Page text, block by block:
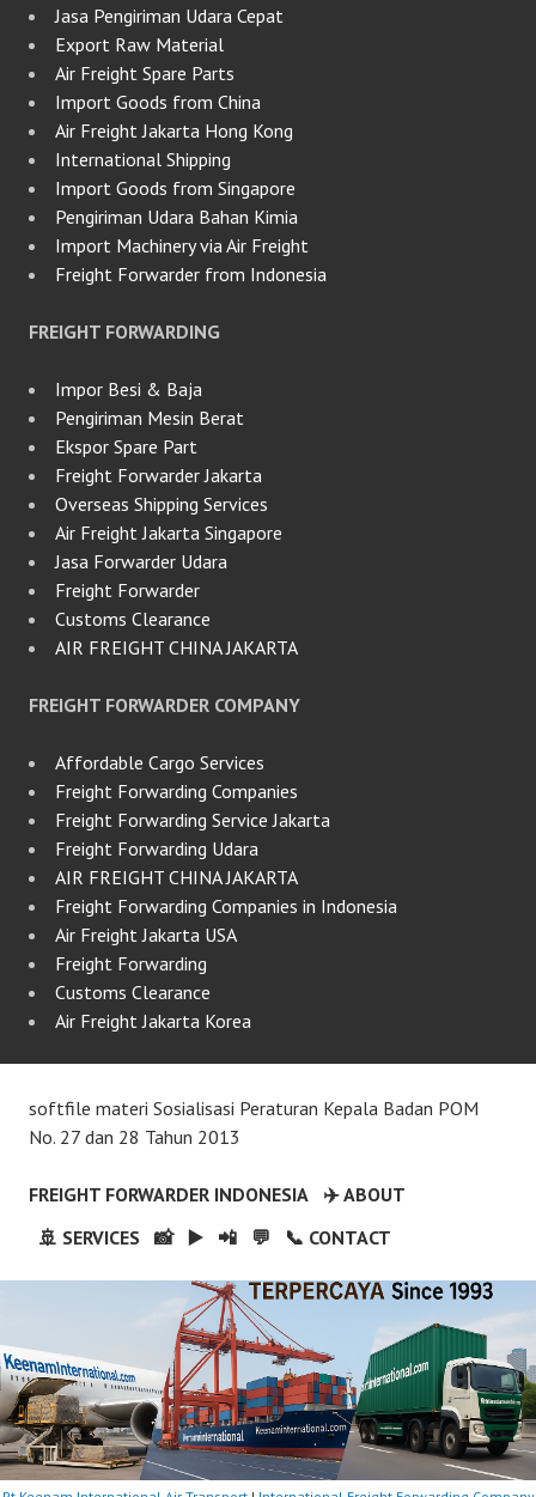
Jasa Pengiriman Udara Cepat
Export Raw Material
Air Freight Spare Parts
Import Goods from China
Air Freight Jakarta Hong Kong
International Shipping
Import Goods from Singapore
Pengiriman Udara Bahan Kimia
Import Machinery via Air Freight
Freight Forwarder from Indonesia
FREIGHT FORWARDING
Impor Besi & Baja
Pengiriman Mesin Berat
Ekspor Spare Part
Freight Forwarder Jakarta
Overseas Shipping Services
Air Freight Jakarta Singapore
Jasa Forwarder Udara
Freight Forwarder
Customs Clearance
AIR FREIGHT CHINA JAKARTA
FREIGHT FORWARDER COMPANY
Affordable Cargo Services
Freight Forwarding Companies
Freight Forwarding Service Jakarta
Freight Forwarding Udara
AIR FREIGHT CHINA JAKARTA
Freight Forwarding Companies in Indonesia
Air Freight Jakarta USA
Freight Forwarding
Customs Clearance
Air Freight Jakarta Korea
softfile materi Sosialisasi Peraturan Kepala Badan POM
No. 27 dan 28 Tahun 2013
FREIGHT FORWARDER INDONESIA
✈️ ABOUT
🚢 SERVICES
📸 ▶️ 📲 💬 📞 CONTACT